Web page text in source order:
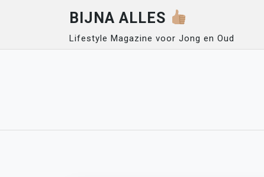
BIJNA ALLES
Lifestyle Magazine voor Jong en Oud